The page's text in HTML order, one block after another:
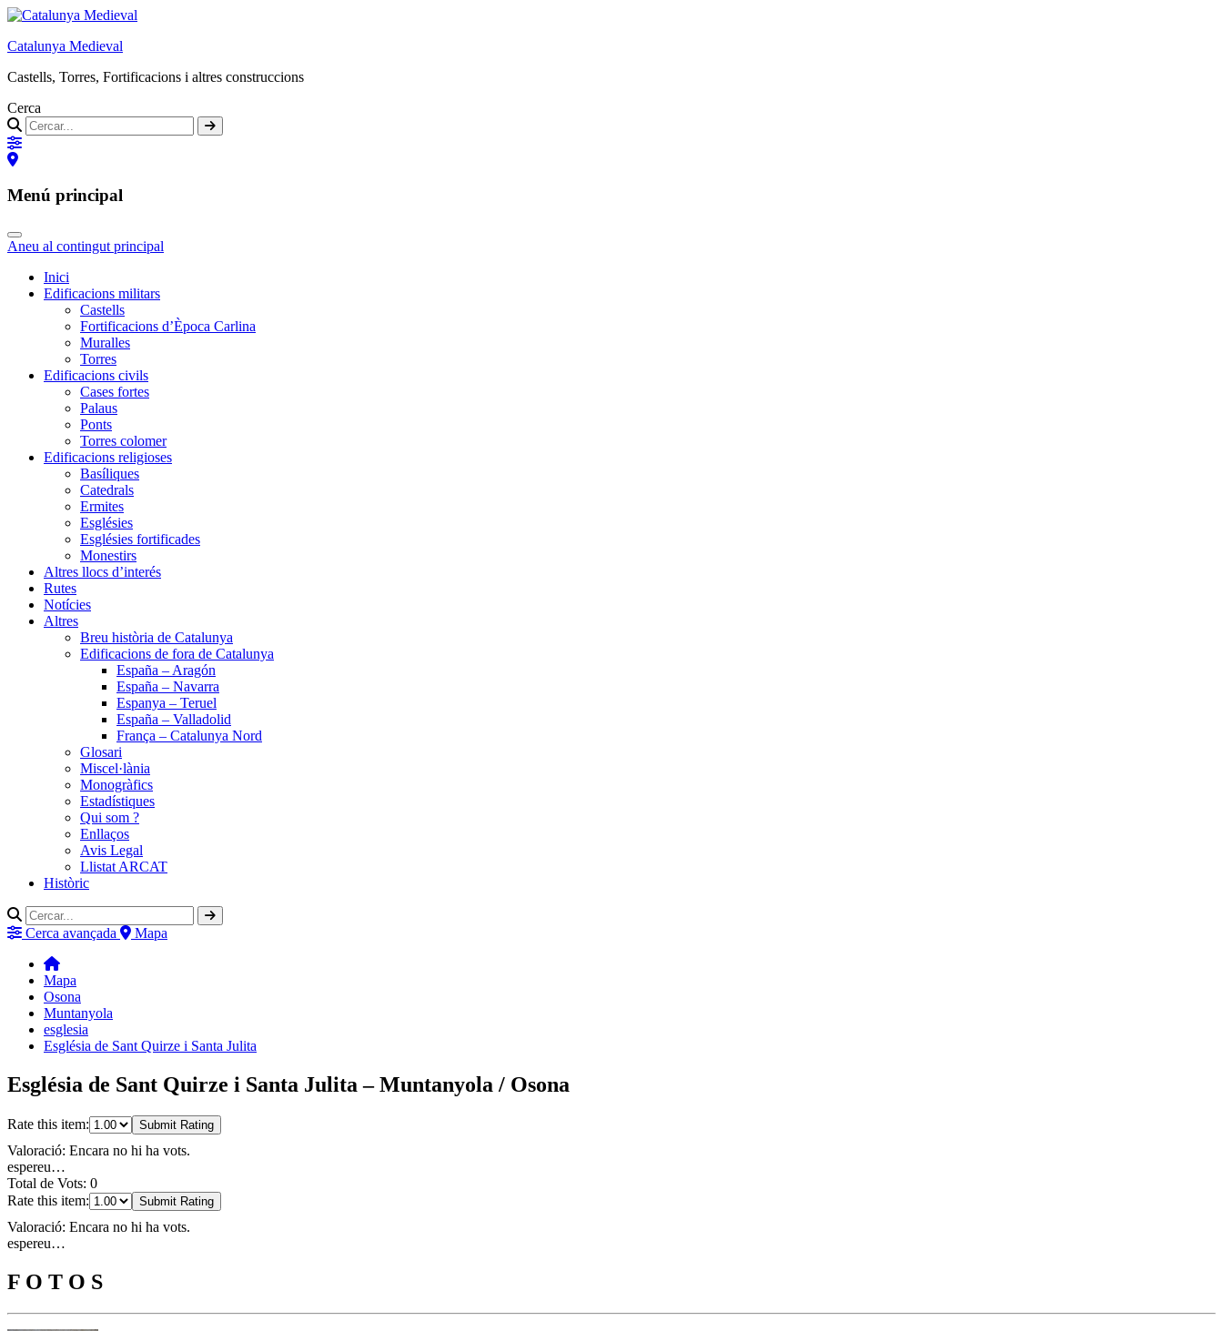
Catalunya Medieval
Castells, Torres, Fortificacions i altres construccions
Cerca
Menú principal
Aneu al contingut principal
Inici
Edificacions militars
Castells
Fortificacions d’Època Carlina
Muralles
Torres
Edificacions civils
Cases fortes
Palaus
Ponts
Torres colomer
Edificacions religioses
Basíliques
Catedrals
Ermites
Esglésies
Esglésies fortificades
Monestirs
Altres llocs d’interés
Rutes
Notícies
Altres
Breu història de Catalunya
Edificacions de fora de Catalunya
España – Aragón
España – Navarra
Espanya – Teruel
España – Valladolid
França – Catalunya Nord
Glosari
Miscel·lània
Monogràfics
Estadístiques
Qui som ?
Enllaços
Avis Legal
Llistat ARCAT
Històric
Cerca avançada Mapa
Mapa
Osona
Muntanyola
esglesia
Església de Sant Quirze i Santa Julita
Església de Sant Quirze i Santa Julita – Muntanyola / Osona
Rate this item: Submit Rating
Valoració: Encara no hi ha vots.
espereu…
Total de Vots: 0
Rate this item:
Submit Rating
Valoració: Encara no hi ha vots.
espereu…
F O T O S